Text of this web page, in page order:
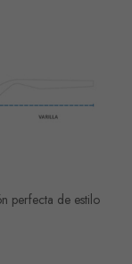
perfecta de estilo